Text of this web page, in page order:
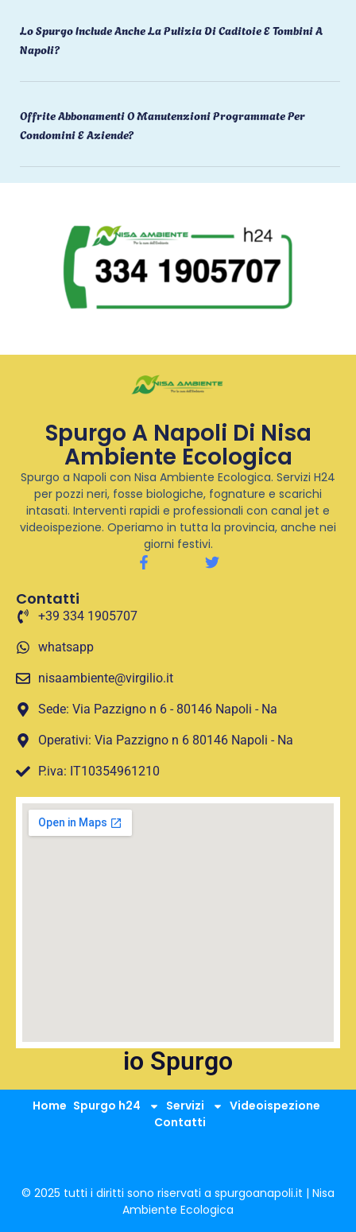
Lo Spurgo Include Anche La Pulizia Di Caditoie E Tombini A
Napoli?
Offrite Abbonamenti O Manutenzioni Programmate Per
Condomini E Aziende?
Spurgo A Napoli Di Nisa
Ambiente Ecologica
Spurgo a Napoli con Nisa Ambiente Ecologica. Servizi H24
per pozzi neri, fosse biologiche, fognature e scarichi
intasati. Interventi rapidi e professionali con canal jet e
videoispezione. Operiamo in tutta la provincia, anche nei
giorni festivi.
Contatti
+39 334 1905707
whatsapp
nisaambiente@virgilio.it
Sede: Via Pazzigno n 6 - 80146 Napoli - Na
Operativi: Via Pazzigno n 6 80146 Napoli - Na
P.iva: IT10354961210
io Spurgo
Home Spurgo h24 Servizi
Videoispezione
Contatti
© 2025 tutti i diritti sono riservati a spurgoanapoli.it | Nisa
Ambiente Ecologica